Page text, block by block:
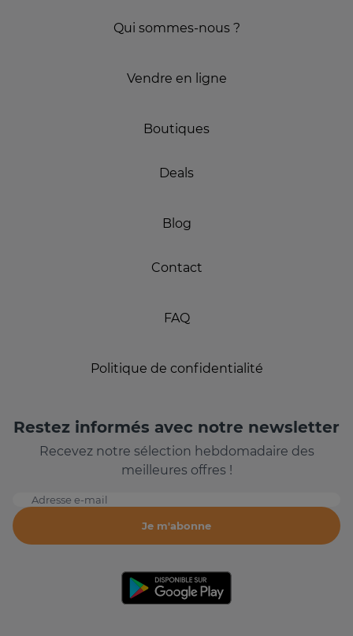
Qui sommes-nous ?
Vendre en ligne
Boutiques
Deals
Blog
Contact
FAQ
Politique de confidentialité
Restez informés avec notre newsletter
Recevez notre sélection hebdomadaire des
meilleures offres !
Adresse e-mail
Je m'abonne